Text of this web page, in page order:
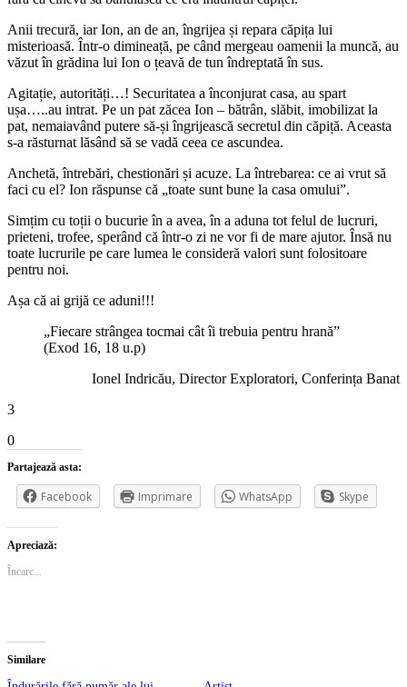
Anii trecură, iar Ion, an de an, îngrijea și repara căpița lui
misterioasă. Într-o dimineață, pe când mergeau oamenii la muncă, au
văzut în grădina lui Ion o țeavă de tun îndreptată în sus.
Agitație, autorități…! Securitatea a înconjurat casa, au spart
ușa…..au intrat. Pe un pat zăcea Ion – bătrân, slăbit, imobilizat la
pat, nemaiavând putere să-și îngrijească secretul din căpiță. Aceasta
s-a răsturnat lăsând să se vadă ceea ce ascundea.
Anchetă, întrebări, chestionări și acuze. La întrebarea: ce ai vrut să
faci cu el? Ion răspunse că „toate sunt bune la casa omului”.
Simțim cu toții o bucurie în a avea, în a aduna tot felul de lucruri,
prieteni, trofee, sperând că într-o zi ne vor fi de mare ajutor. Însă nu
toate lucrurile pe care lumea le consideră valori sunt folositoare
pentru noi.
Așa că ai grijă ce aduni!!!
„Fiecare strângea tocmai cât îi trebuia pentru hrană”
(Exod 16, 18 u.p)
Ionel Indricău, Director Exploratori, Conferința Banat
3
0
Partajează asta:
Facebook Imprimare WhatsApp Skype
Apreciază:
Încarc...
Similare